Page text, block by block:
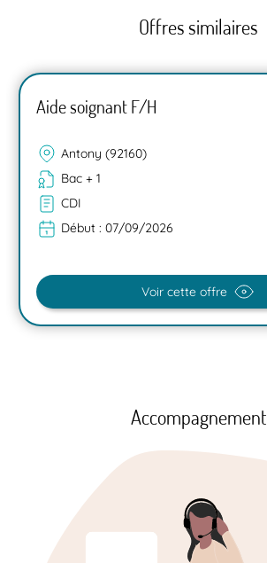
Offres similaires
Aide soignant F/H
Antony (92160)
Bac + 1
CDI
Début : 07/09/2026
Voir cette offre
Accompagnement